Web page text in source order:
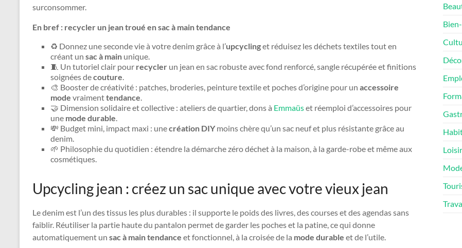
surconsommer.
En bref : recycler un jean troué en sac à main tendance
♻️ Donnez une seconde vie à votre denim grâce à l’upcyclinget réduisez les déchets textiles tout en
créant un sac à main unique.
🧵 Un tutoriel clair pour recycler un jean en sac robuste avec fond renforcé, sangle récupérée et finitions
soignées decouture.
🎨 Booster de créativité : patches, broderies, peinture textile et poches d’origine pour un accessoire
mode vraimenttendance.
🤝 Dimension solidaire et collective : ateliers de quartier, dons à Emmaüset réemploi d’accessoires pour
une mode durable.
💸 Budget mini, impact maxi : unecréation DIYmoins chère qu’un sac neuf et plus résistante grâce au
denim.
🌱 Philosophie du quotidien : étendre la démarche zéro déchet à la maison, à la garde-robe et même aux
cosmétiques.
Upcycling jean : créez un sac unique avec votre vieux jean
Le denim est l’un des tissus les plus durables : il supporte le poids des livres, des courses et des agendas sans
faiblir. Réutiliser la partie haute du pantalon permet de garder les poches et la patine, ce qui donne
automatiquement un sac à main tendance et fonctionnel, à la croisée de la mode durable et de l’utile.